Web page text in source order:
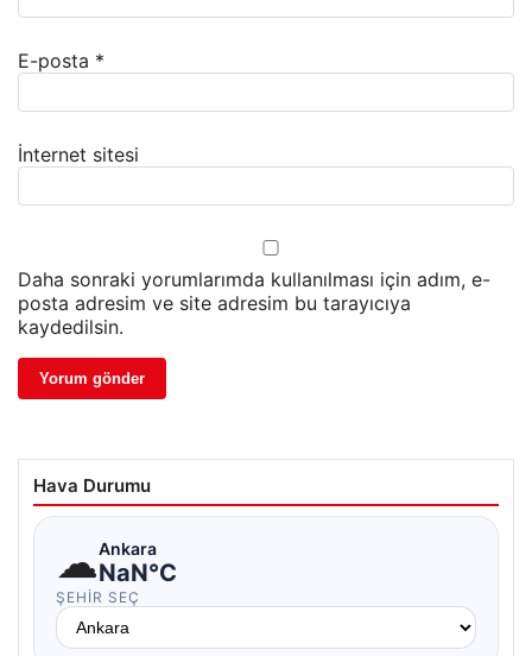
E-posta *
İnternet sitesi
Daha sonraki yorumlarımda kullanılması için adım, e-
posta adresim ve site adresim bu tarayıcıya
kaydedilsin.
Hava Durumu
☁Ankara
NaN°C
ŞEHIR SEÇ